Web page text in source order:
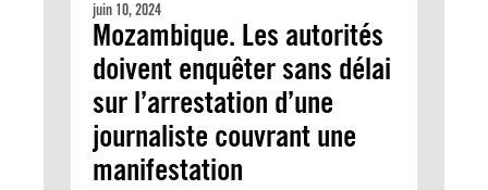
juin 10, 2024
Mozambique. Les autorités
doivent enquêter sans délai
sur l’arrestation d’une
journaliste couvrant une
manifestation